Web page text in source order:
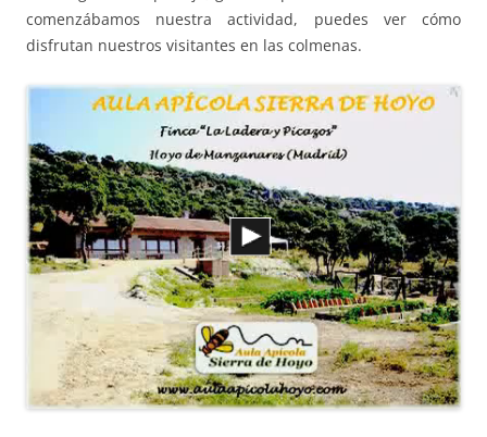
comenzábamos nuestra actividad, puedes ver cómo
disfrutan nuestros visitantes en las colmenas.